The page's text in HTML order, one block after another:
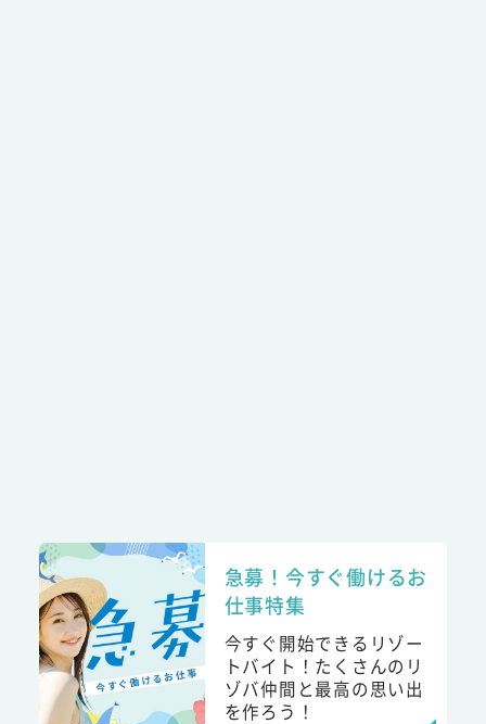
急募！今すぐ働けるお
仕事特集
今すぐ開始できるリゾー
トバイト！たくさんのリ
ゾバ仲間と最高の思い出
を作ろう！